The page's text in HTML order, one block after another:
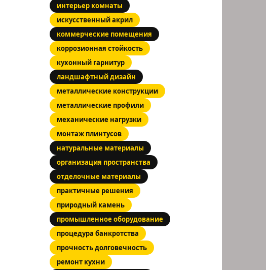
интерьер комнаты
искусственный акрил
коммерческие помещения
коррозионная стойкость
кухонный гарнитур
ландшафтный дизайн
металлические конструкции
металлические профили
механические нагрузки
монтаж плинтусов
натуральные материалы
организация пространства
отделочные материалы
практичные решения
природный камень
промышленное оборудование
процедура банкротства
прочность долговечность
ремонт кухни